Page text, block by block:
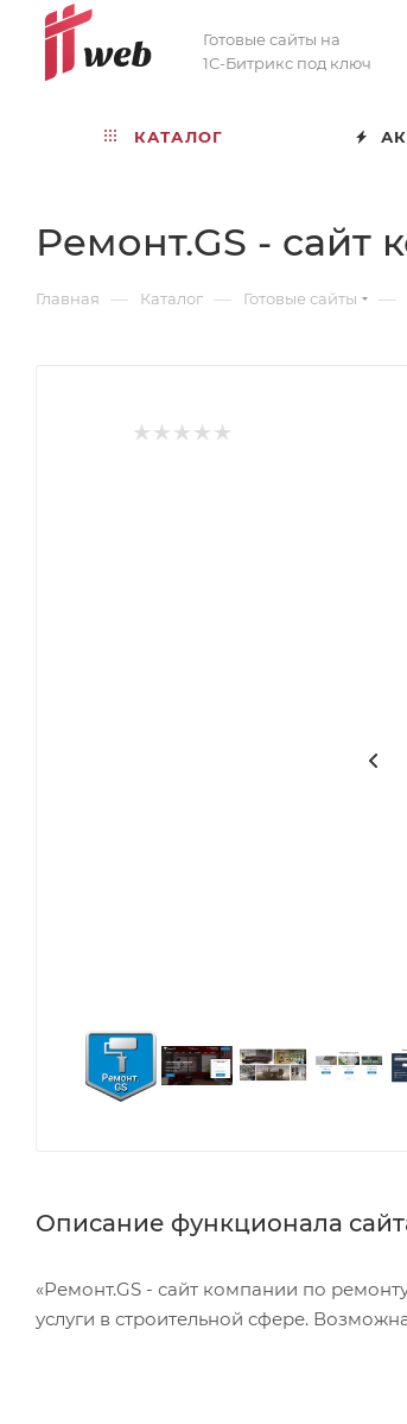
Готовые сайты на
1С-Битрикс под ключ
КАТАЛОГ
Ремонт.GS - сайт
Главная — Каталог — Готовые сайты —
Описание функционала
«Ремонт.GS - сайт компании по
услуги в строительной сфере.